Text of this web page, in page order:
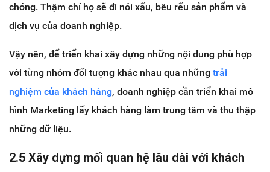
chóng. Thậm chí họ sẽ đi nói xấu, bêu rếu sản phẩm và
dịch vụ của doanh nghiệp.
Vậy nên, để triển khai xây dựng những nội dung phù hợp
với từng nhóm đối tượng khác nhau qua những trải
nghiệm của khách hàng, doanh nghiệp cần triển khai mô
hình Marketing lấy khách hàng làm trung tâm và thu thập
những dữ liệu.
2.5 Xây dựng mối quan hệ lâu dài với khách